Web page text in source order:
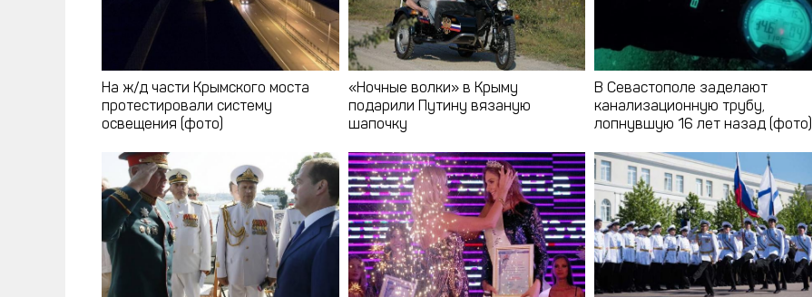
На ж/д части Крымского моста
протестировали систему
освещения (фото)
«Ночные волки» в Крыму
подарили Путину вязаную
шапочку
В Севастополе заделают
канализационную трубу,
лопнувшую 16 лет назад (фото)